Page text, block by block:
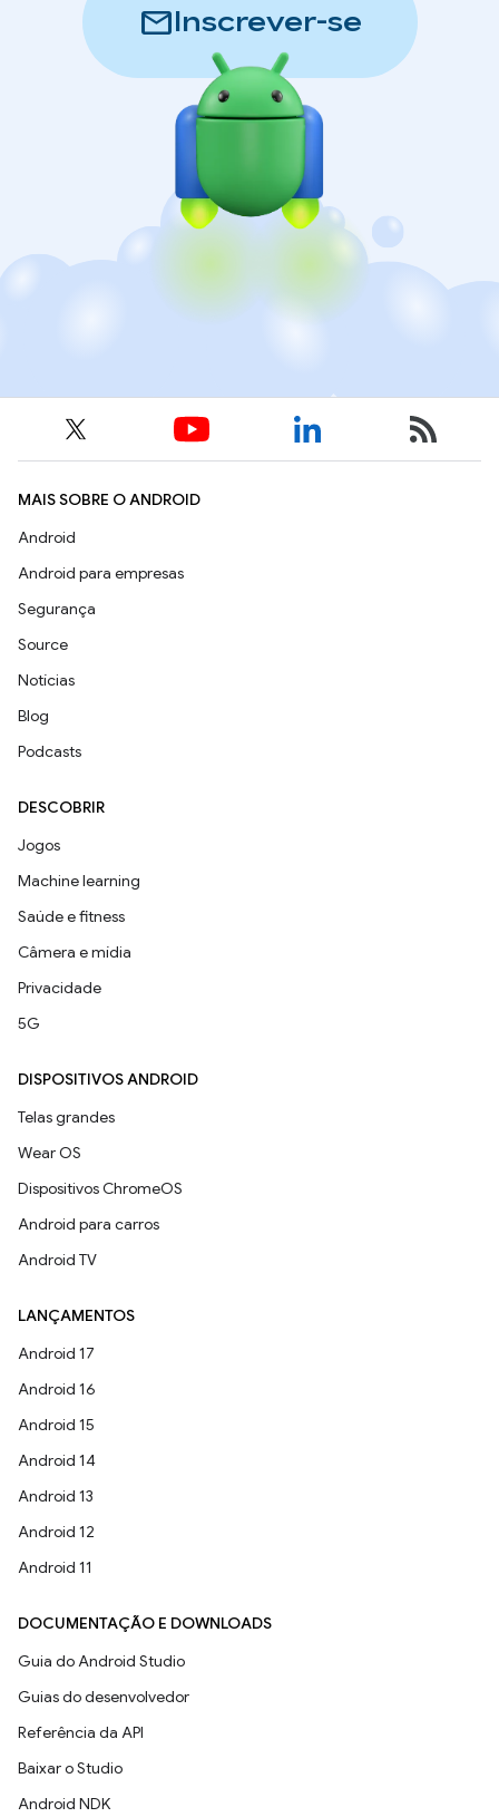
mailInscrever-se
MAIS SOBRE O ANDROID
Android
Android para empresas
Segurança
Source
Notícias
Blog
Podcasts
DESCOBRIR
Jogos
Machine learning
Saúde e fitness
Câmera e mídia
Privacidade
5G
DISPOSITIVOS ANDROID
Telas grandes
Wear OS
Dispositivos ChromeOS
Android para carros
Android TV
LANÇAMENTOS
Android 17
Android 16
Android 15
Android 14
Android 13
Android 12
Android 11
DOCUMENTAÇÃO E DOWNLOADS
Guia do Android Studio
Guias do desenvolvedor
Referência da API
Baixar o Studio
Android NDK